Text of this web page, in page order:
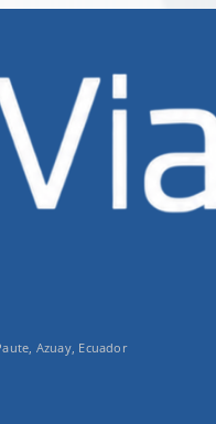
Azuay, Ecuador